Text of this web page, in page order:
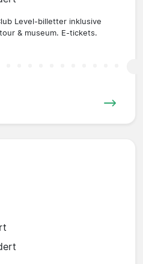
Level-billetter inklusive
& museum. E-tickets.